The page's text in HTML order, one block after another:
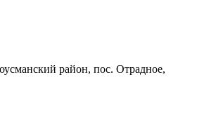
район, пос. Отрадное,